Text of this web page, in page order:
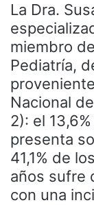
La Dra.
miembro
Pediatría,
Nacional
2): el
presenta
41,1% de
años sufre
con una